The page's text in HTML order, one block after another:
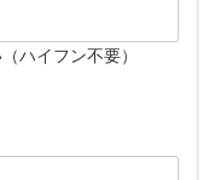
ハイフン不要）